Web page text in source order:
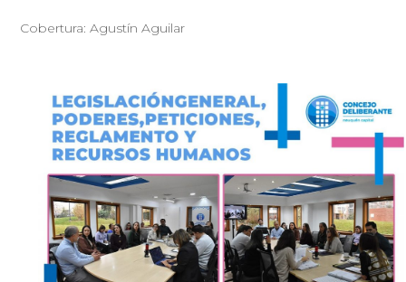
Cobertura: Agustín Aguilar